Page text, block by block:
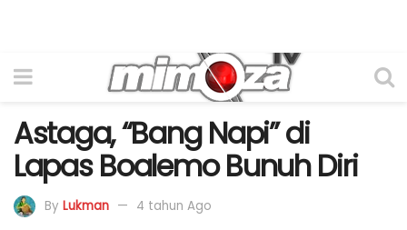
Astaga, “Bang Napi” di
Lapas Boalemo Bunuh Diri
By Lukman 4 tahun Ago